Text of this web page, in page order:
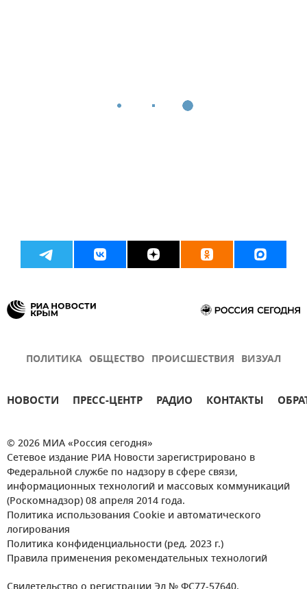
ПОЛИТИКА ОБЩЕСТВО ПРОИСШЕСТВИЯ ВИЗУАЛ
НОВОСТИ ПРЕСС-ЦЕНТР РАДИО КОНТАКТЫ
© 2026 МИА «Россия сегодня»
Сетевое издание РИА Новости зарегистрировано в
Федеральной службе по надзору в сфере связи,
информационных технологий и массовых коммуникаций
(Роскомнадзор) 08 апреля 2014 года.
Политика использования Cookie и автоматического
логирования
Политика конфиденциальности (ред. 2023 г.)
Правила применения рекомендательных технологий